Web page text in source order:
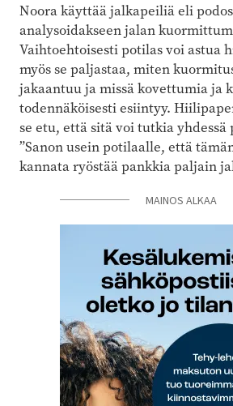
Noora käyttää jalkapeiliä eli
analysoidakseen jalan
Vaihtoehtoisesti potilas voi astua
myös se paljastaa, miten
jakaantuu ja missä kovettumia ja
todennäköisesti esiintyy.
se etu, että sitä voi tutkia yhdessä
”Sanon usein potilaalle, että
kannata ryöstää pankkia paljain
MAINOS ALKAA